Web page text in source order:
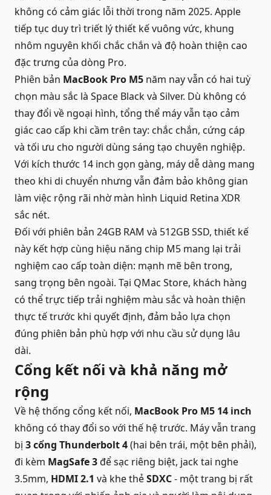
không có cảm giác lỗi thời trong năm 2025. Apple
tiếp tục duy trì triết lý thiết kế vuông vức, khung
nhôm nguyên khối chắc chắn và độ hoàn thiện cao
đặc trưng của dòng Pro.
Phiên bản MacBook Pro M5 năm nay vẫn có hai tuỳ
chọn màu sắc là Space Black và Silver. Dù không có
thay đổi về ngoại hình, tổng thể máy vẫn tạo cảm
giác cao cấp khi cầm trên tay: chắc chắn, cứng cáp
và tối ưu cho người dùng sáng tạo chuyên nghiệp.
Với kích thước 14 inch gọn gàng, máy dễ dàng mang
theo khi di chuyển nhưng vẫn đảm bảo không gian
làm việc rộng rãi nhờ màn hình Liquid Retina XDR
sắc nét.
Đối với phiên bản 24GB RAM và 512GB SSD, thiết kế
này kết hợp cùng hiệu năng chip M5 mang lại trải
nghiệm cao cấp toàn diện: mạnh mẽ bên trong,
sang trọng bên ngoài. Tại QMac Store, khách hàng
có thể trực tiếp trải nghiệm màu sắc và hoàn thiện
thực tế trước khi quyết định, đảm bảo lựa chọn
đúng phiên bản phù hợp với nhu cầu sử dụng lâu
dài.
Cổng kết nối và khả năng mở
rộng
Về hệ thống cổng kết nối, MacBook Pro M5 14 inch
không có thay đổi so với thế hệ trước. Máy vẫn trang
bị 3 cổng Thunderbolt 4(hai bên trái, một bên phải),
đi kèm MagSafe 3để sạc riêng biệt, jack tai nghe
3.5mm, HDMI 2.1 và khe thẻSDXC- một trang bị rất